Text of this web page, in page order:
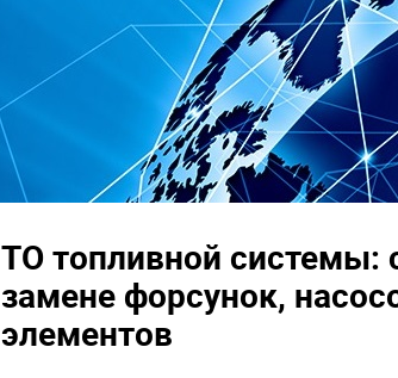
ТО топливной системы:
замене форсунок,
элементов